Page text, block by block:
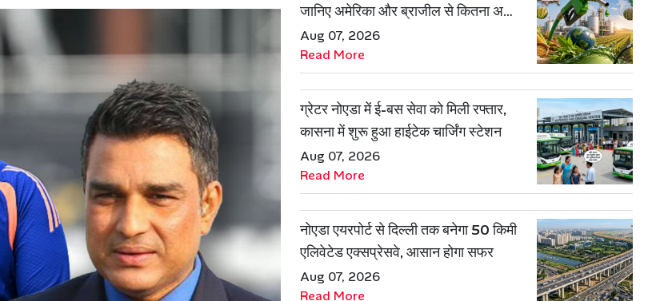
जानिए अमेरिका और ब्राजील से कितना अलग
है एथेनॉल मॉडल
Aug 07, 2026
Read More
ग्रेटर नोएडा में ई-बस सेवा को मिली रफ्तार,
कासना में शुरू हुआ हाईटेक चार्जिंग स्टेशन
Aug 07, 2026
Read More
नोएडा एयरपोर्ट से दिल्ली तक बनेगा 50 किमी
एलिवेटेड एक्सप्रेसवे, आसान होगा सफर
Aug 07, 2026
Read More